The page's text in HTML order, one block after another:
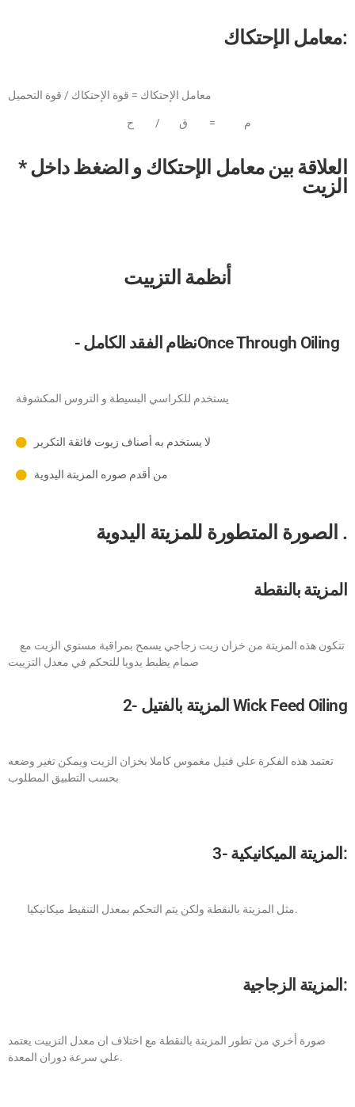
معامل الإحتكاك:
معامل الإحتكاك = قوة الإحتكاك / قوة التحميل
م = ق / ح
* العلاقة بين معامل الإحتكاك و الضغظ داخل
الزيت
أنظمة التزييت
- نظام الفقد الكاملOnce Through Oiling
يستخدم للكراسي البسيطة و التروس المكشوفة
لا يستخدم به أصناف زيوت فائقة التكرير
من أقدم صوره المزيتة اليدوية
الصورة المتطورة للمزيتة اليدوية .
المزيتة بالنقطة
صمام يظبط يدويا للتحكم في معدل التزييت
2- المزيتة بالفتيل Wick Feed Oiling
تعتمد هذه الفكرة علي فتيل مغموس كاملا بخزان الزيت ويمكن تغير وضعه
بحسب التطبيق المطلوب
3- المزيتة الميكانيكية:
مثل المزيتة بالنقطة ولكن يتم التحكم بمعدل التنقيط ميكانيكيا.
المزيتة الزجاجية:
صورة أخري من تطور المزيتة بالنقطة مع اختلاف ان معدل التزييت يعتمد
علي سرعة دوران المعدة.